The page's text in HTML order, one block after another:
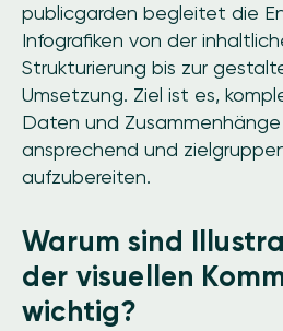
publicgarden begleitet die
Infografiken von der
Strukturierung bis zur
Umsetzung. Ziel ist es,
Daten und Zusammenhänge
ansprechend und
aufzubereiten.
Warum sind
der visuellen
wichtig?